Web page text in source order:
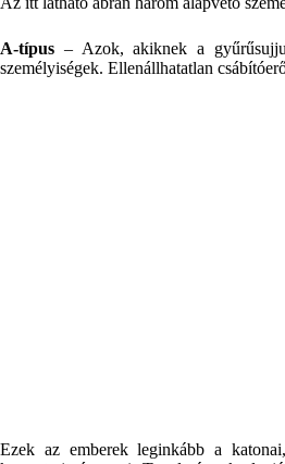
A-típus – Azok, akiknek a
személyiségek. Ellenállhatatlan
Ezek az emberek leginkább a